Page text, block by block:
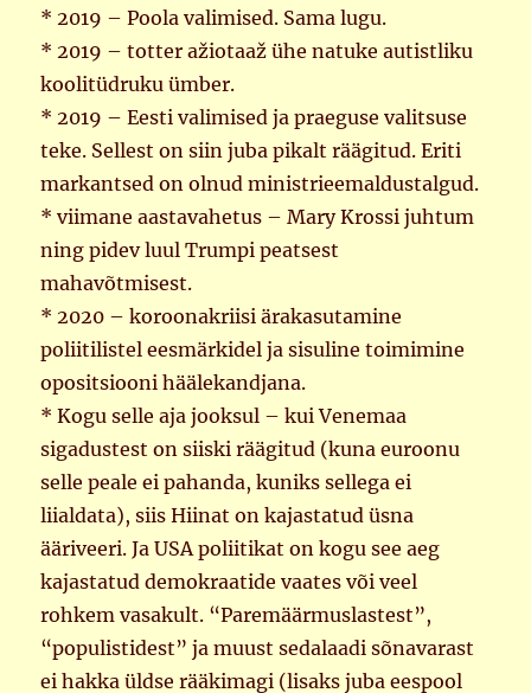
* 2019 – Poola valimised. Sama lugu.
* 2019 – totter ažiotaaž ühe natuke autistliku
koolitüdruku ümber.
* 2019 – Eesti valimised ja praeguse valitsuse
teke. Sellest on siin juba pikalt räägitud. Eriti
markantsed on olnud ministrieemaldustalgud.
* viimane aastavahetus – Mary Krossi juhtum
ning pidev luul Trumpi peatsest
mahavõtmisest.
* 2020 – koroonakriisi ärakasutamine
poliitilistel eesmärkidel ja sisuline toimimine
opositsiooni häälekandjana.
* Kogu selle aja jooksul – kui Venemaa
sigadustest on siiski räägitud (kuna euroonu
selle peale ei pahanda, kuniks sellega ei
liialdata), siis Hiinat on kajastatud üsna
ääriveeri. Ja USA poliitikat on kogu see aeg
kajastatud demokraatide vaates või veel
rohkem vasakult. “Paremäärmuslastest”,
“populistidest” ja muust sedalaadi sõnavarast
ei hakka üldse rääkimagi (lisaks juba eespool